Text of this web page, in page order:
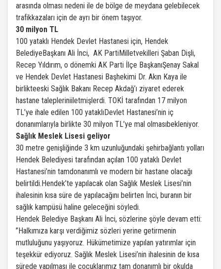
arasında olması nedeni ile de bölge de meydana gelebilecek
trafikkazaları için de ayrı bir önem taşıyor.
30 milyon TL
100 yataklı Hendek Devlet Hastanesi için, Hendek
BelediyeBaşkanı Ali İnci, AK PartiMilletvekilleri Şaban Dişli,
Recep Yıldırım, o dönemki AK Parti İlçe BaşkanıŞenay Sakal
ve Hendek Devlet Hastanesi Başhekimi Dr. Akın Kaya ile
birlikteeski Sağlık Bakanı Recep Akdağ’ı ziyaret ederek
hastane talepleriniiletmişlerdi. TOKİ tarafından 17 milyon
TL’ye ihale edilen 100 yataklıDevlet Hastanesi’nin iç
donanımlarıyla birlikte 30 milyon TL’ye mal olmasıbekleniyor.
Sağlık Meslek Lisesi geliyor
30 metre genişliğinde 3 km uzunluğundaki şehirbağlantı yolları
Hendek Belediyesi tarafından açılan 100 yataklı Devlet
Hastanesi’nin tamdonanımlı ve modern bir hastane olacağı
belirtildi.Hendek’te yapılacak olan Sağlık Meslek Lisesi’nin
ihalesinin kısa süre de yapılacağını belirten İnci, buranın bir
sağlık kampüsü haline geleceğini söyledi.
Hendek Belediye Başkanı Ali İnci, sözlerine şöyle devam etti:
”Halkımıza karşı verdiğimiz sözleri yerine getirmenin
mutluluğunu yaşıyoruz. Hükümetimize yapılan yatırımlar için
teşekkür ediyoruz. Sağlık Meslek Lisesi’nin ihalesinin de kısa
sürede yapılması ile çocuklarımız tam donanımlı bir okulda